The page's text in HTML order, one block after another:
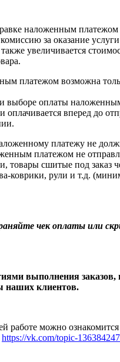
наложенным
за оказание
увеличивается
платежом возможна
выборе оплаты
оплачивается вперед до
платежу не
платежом не
товары сшитые под заказ
коврики, рули и т.д.
чек оплаты или
выполнения заказов,
наших клиентов.
работе можно
https://vk.com/topic-